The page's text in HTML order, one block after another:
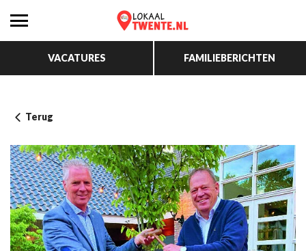
VACATURES FAMILIEBERICHTEN
Terug